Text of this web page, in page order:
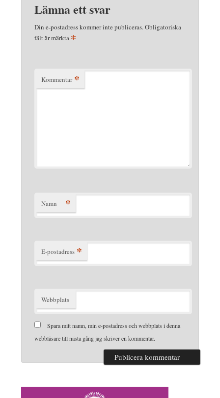
Lämna ett svar
Din e-postadress kommer inte publiceras.Obligatoriska
fält är märkta *
Kommentar *
Namn *
E-postadress *
Webbplats
Spara mitt namn, min e-postadress och webbplats i denna
webbläsare till nästa gång jag skriver en kommentar.